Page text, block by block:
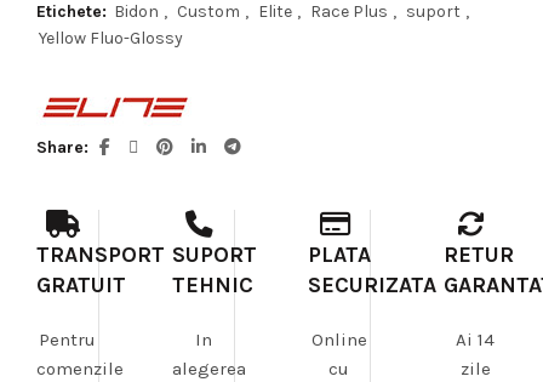
Etichete: Bidon , Custom , Elite , Race Plus , suport ,
Yellow Fluo-Glossy
Share
TRANSPORT
GRATUIT
Pentru
comenzile
SUPORT
TEHNIC
In
alegerea
PLATA
SECURIZATA
Online
cu
RETUR
Ai 14
zile